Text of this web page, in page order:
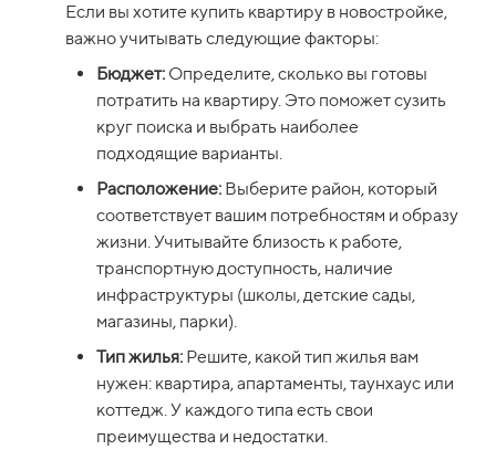
Если вы хотите купить квартиру в новостройке,
важно учитывать следующие факторы:
Бюджет: Определите, сколько вы готовы
потратить на квартиру. Это поможет сузить
круг поиска и выбрать наиболее
подходящие варианты.
Расположение: Выберите район, который
соответствует вашим потребностям и образу
жизни. Учитывайте близость к работе,
транспортную доступность, наличие
инфраструктуры (школы, детские сады,
магазины, парки).
Тип жилья: Решите, какой тип жилья вам
нужен: квартира, апартаменты, таунхаус или
коттедж. У каждого типа есть свои
преимущества и недостатки.